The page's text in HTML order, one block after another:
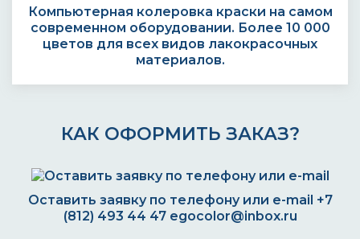
Компьютерная колеровка краски на самом
современном оборудовании. Более 10 000
цветов для всех видов лакокрасочных
материалов.
КАК ОФОРМИТЬ ЗАКАЗ?
Оставить заявку по телефону или e-mail +7
(812) 493 44 47 egocolor@inbox.ru